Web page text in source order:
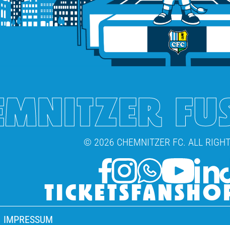
© 2026 CHEMNITZER FC. ALL
TICKETS
IMPRESSUM